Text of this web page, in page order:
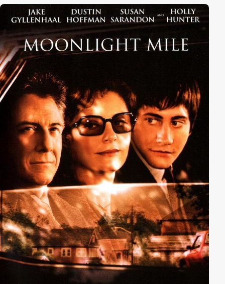
auf ihrer Flucht nach Kyoto. Doch was wird sie dort
erwarten …?